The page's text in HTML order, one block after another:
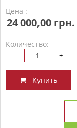
Цена :
24 000,00 грн.
Количество:
- +
Купить